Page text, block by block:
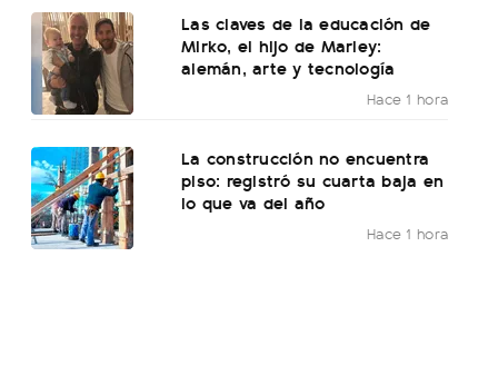
Las claves de la educación de
Mirko, el hijo de Marley:
alemán, arte y tecnología
Hace 1 hora
La construcción no encuentra
piso: registró su cuarta baja en
lo que va del año
Hace 1 hora